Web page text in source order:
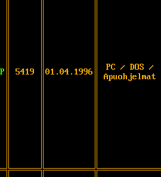
5419 01.04.1996
PC / DOS /
Apuohjelmat